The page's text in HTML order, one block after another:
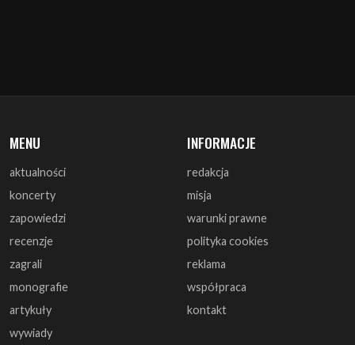
MENU
aktualności
koncerty
zapowiedzi
recenzje
zagrali
monografie
artykuły
wywiady
INFORMACJE
redakcja
misja
warunki prawne
polityka cookies
reklama
współpraca
kontakt